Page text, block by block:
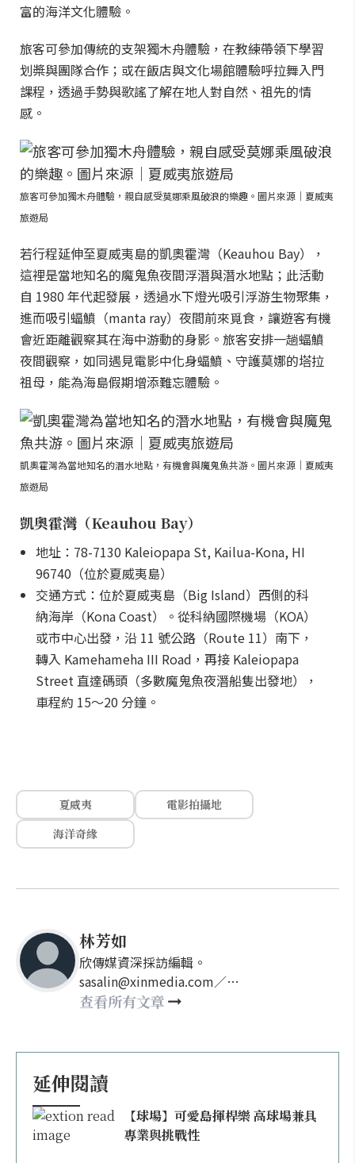
富的海洋文化體驗。
旅客可參加傳統的支架獨木舟體驗，在教練帶領下學習
划槳與團隊合作；或在飯店與文化場館體驗呼拉舞入門
課程，透過手勢與歌謠了解在地人對自然、祖先的情
感。
旅客可參加獨木舟體驗，親自感受莫娜乘風破浪的樂趣。圖片來源｜夏威夷
旅遊局
若行程延伸至夏威夷島的凱奧霍灣（Keauhou Bay），
這裡是當地知名的魔鬼魚夜間浮潛與潛水地點；此活動
自 1980 年代起發展，透過水下燈光吸引浮游生物聚集，
進而吸引蝠鱝（manta ray）夜間前來覓食，讓遊客有機
會近距離觀察其在海中游動的身影。旅客安排一趟蝠鱝
夜間觀察，如同遇見電影中化身蝠鱝、守護莫娜的塔拉
祖母，能為海島假期增添難忘體驗。
凱奧霍灣為當地知名的潛水地點，有機會與魔鬼魚共游。圖片來源｜夏威夷
旅遊局
凱奧霍灣（Keauhou Bay）
地址：78-7130 Kaleiopapa St, Kailua-Kona, HI
96740（位於夏威夷島）
交通方式：位於夏威夷島（Big Island）西側的科
納海岸（Kona Coast）。從科納國際機場（KOA）
或市中心出發，沿 11 號公路（Route 11）南下，
轉入 Kamehameha III Road，再接 Kaleiopapa
Street 直達碼頭（多數魔鬼魚夜潛船隻出發地），
車程約 15～20 分鐘。
夏威夷
電影拍攝地
海洋奇緣
林芳如
欣傳媒資深採訪編輯。
sasalin@xinmedia.com／
happy21917@gmail.com
查看所有文章
延伸閱讀
【球場】可愛島揮桿樂 高球場兼具
專業與挑戰性